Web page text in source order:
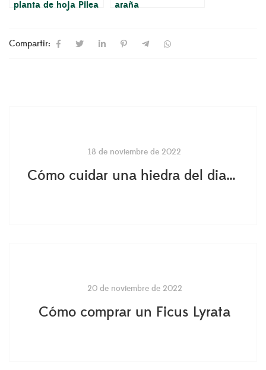
planta de hoja Pilea
araña
Compartir:
18 de noviembre de 2022
Cómo cuidar una hiedra del diablo / Golden Pothos / Epipremnum aureum
20 de noviembre de 2022
Cómo comprar un Ficus Lyrata